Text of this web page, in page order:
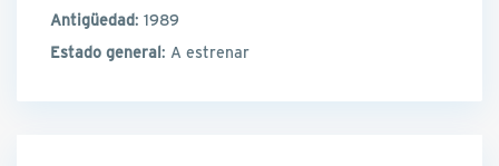
Antigüedad: 1989
Estado general: A estrenar